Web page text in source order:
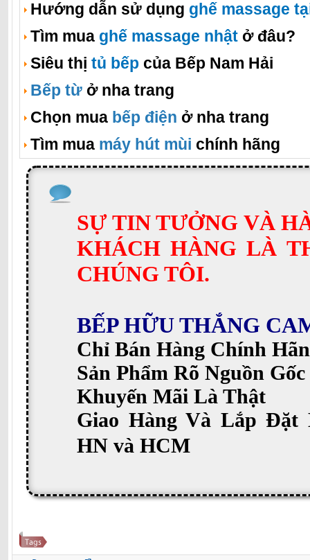
Hướng dẫn sử dụng ghế massage
Tìm mua ghế massage nhật ở đâu?
Siêu thị tủ bếp của Bếp Nam Hải
Bếp từ ở nha trang
Chọn mua bếp điện ở nha trang
Tìm mua máy hút mùi chính hãng
SỰ TIN TƯỞNG VÀ
KHÁCH HÀNG LÀ
CHÚNG TÔI.
BẾP HỮU THẮNG
Chỉ Bán Hàng Chính
Sản Phẩm Rõ Nguồn
Khuyến Mãi Là Thật
Giao Hàng Và Lắp Đặt
HN và HCM